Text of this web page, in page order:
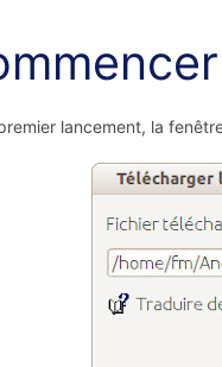
lancement, la